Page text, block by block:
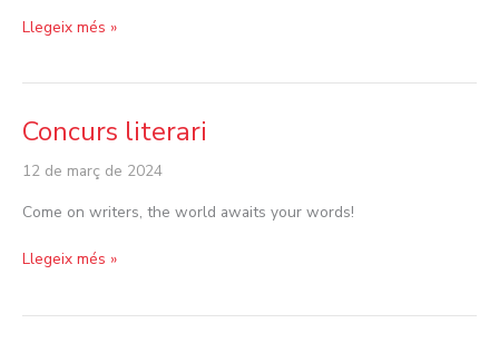
Llegeix més »
Concurs literari
12 de març de 2024
Come on writers, the world awaits your words!
Concurs
Llegeix més »